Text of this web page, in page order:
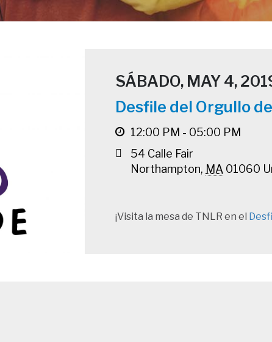
SÁBADO, MAY 4,
Desfile del Orgullo
12:00 PM - 05:00 PM
54 Calle Fair
Northampton, MA 01060
¡Visita la mesa de TNLR en el